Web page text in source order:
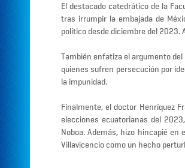
El destacado catedrático de la
tras irrumpir la embajada de
político desde diciembre del 2023.
También enfatiza el argumento
quienes sufren persecución por
la impunidad.
Finalmente, el doctor Henríquez
elecciones ecuatorianas del
Noboa. Además, hizo hincapié
Villavicencio como un hecho